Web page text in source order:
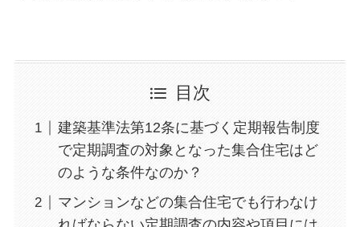
目次
建築基準法第12条に基づく定期報告制度
で定期調査の対象となった集合住宅はど
のような条件なのか？
マンションなどの集合住宅でも行わなけ